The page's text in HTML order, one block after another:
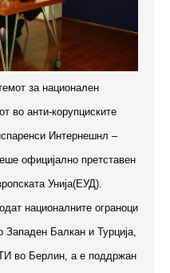
за национален
во анти-корупциските
Интернешнл –
официјално претставен
Унија(ЕУД).
националните ограноци
Балкан и Турција,
во Берлин, а е поддржан